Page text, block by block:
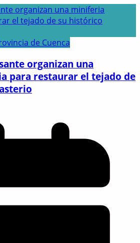
de Cuenca
organizan una
para restaurar el tejado de